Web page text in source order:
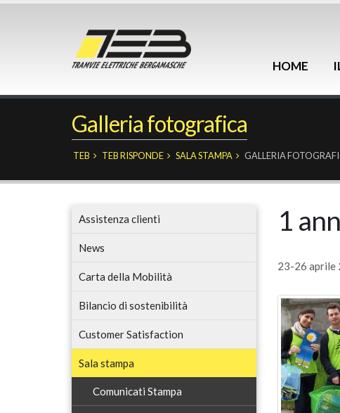
HOME
Galleria fotografica
TEB TEB RISPONDE SALA STAMPA GALLERIA
1
23-26 aprile
Assistenza clienti
News
Carta della Mobilità
Bilancio di sostenibilità
Customer Satisfaction
Sala stampa
Comunicati Stampa